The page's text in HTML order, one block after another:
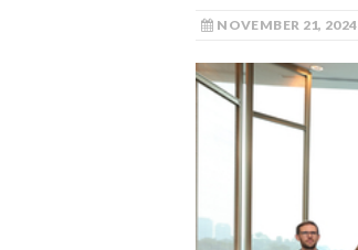
NOVEMBER 21, 2024